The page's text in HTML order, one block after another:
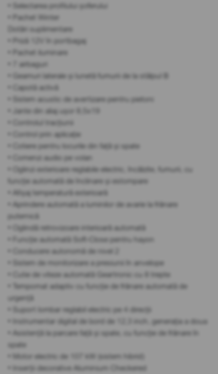
• Selectarea profilului șoferului
• Pachet Winter
Dotări suplimentare
• Priză 12V în portbagaj
• Pachet iluminare
• 7 airbaguri
• Geamuri laterale și lunetă fumurii de la stâlpul B
• Capotă activă
• Sistem acustic de avertizare pentru pietoni
• Jante din aliaj ușor 8,5x19
• Controlul tracțiunii
• Control prin aplicație
• Cotiere pentru locurile din față și spate
• Comenzi audio pe volan
• Oglinzi exterioare reglabile electric, încălzite, fumurii, cu
funcție automată de înclinare și estompare
• Afișaj temperatură exterioară
• Aprindere automată a luminilor de avarie la frânare
puternică
• Oglindă retrovizoare interioară automată
• Funcție automată Soft-Close pentru hayon
• Conducere autonomă de nivel 2
• Sistem de monitorizare a presiunii în anvelope
• Cutie de viteze automată Geartronic cu 8 trepte
• Tempomat adaptiv cu funcție de frânare automată de
urgență
• Suport lombar reglabil electric pe 4 direcții
• Instrumentar digital de bord de 12,3 inch, generația a doua
• Asistență la parcare față și spate, cu funcție de frânare în
spate
• Motor electric de 107 kW (sistem hibrid)
• Inserții decorative Aluminium Checkered